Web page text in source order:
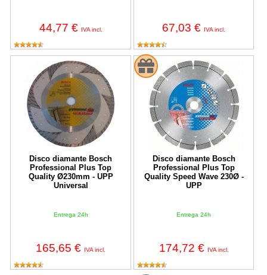
44,77 € IVA incl. 67,03 € IVA incl.
Disco diamante Bosch
Professional Plus Top
Quality Ø230mm - UPP
Universal
Entrega 24h
165,65 € IVA incl.
Disco diamante Bosch Professional Plus Top Quality Ø230mm -
Disco diamante Bosch
Professional Plus Top
Quality Speed Wave 230Ø -
UPP
Entrega 24h
174,72 € IVA incl.
Disco diamante Bosch